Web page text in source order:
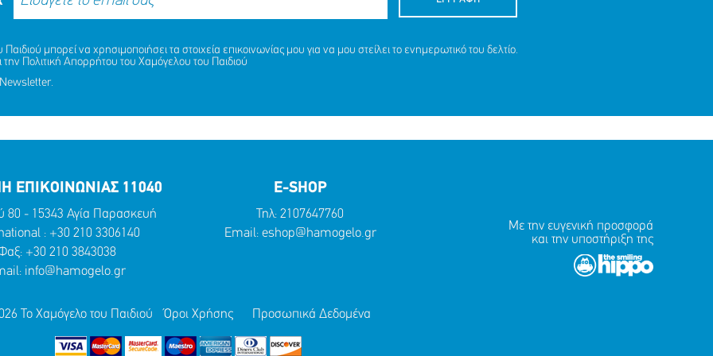
μπορεί να χρησιμοποιήσει τα στοιχεία επικοινωνίας μου για να μου στείλει το ενημερωτικό του δελτίο.
την Πολιτική Απορρήτου του Χαμόγελου του Παιδιού
ΕΠΙΚΟΙΝΩΝΙΑΣ 11040
80 - 15343 Αγία Παρασκευή
: +30 210 3306140
+30 210 3843038
info@hamogelo.gr
E-SHOP
Τηλ: 2107647760
Email: eshop@hamogelo.gr
Με την ευγενική προσφορά
και την υποστήριξη της
Το Χαμόγελο του Παιδιού Όροι Χρήσης Προσωπικά Δεδομένα